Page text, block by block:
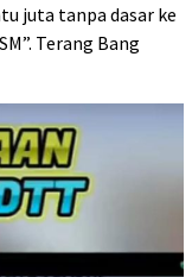
juta tanpa dasar ke
Terang Bang